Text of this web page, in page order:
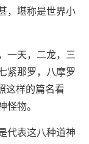
，堪称是世界小
一天，二龙，三
紧那罗，八摩罗
这样的篇名看
怪物。
代表这八种道神